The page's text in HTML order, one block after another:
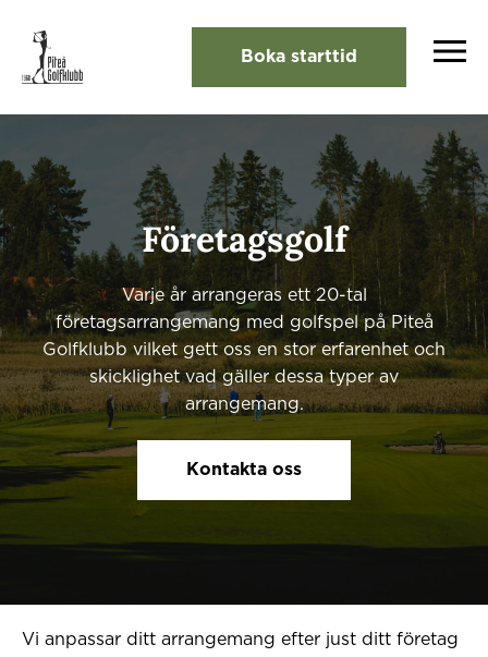
Boka starttid
Företagsgolf
Varje år arrangeras ett 20-tal
företagsarrangemang med golfspel på Piteå
Golfklubb vilket gett oss en stor erfarenhet och
skicklighet vad gäller dessa typer av
arrangemang.
Kontakta oss
Vi anpassar ditt arrangemang efter just ditt företag